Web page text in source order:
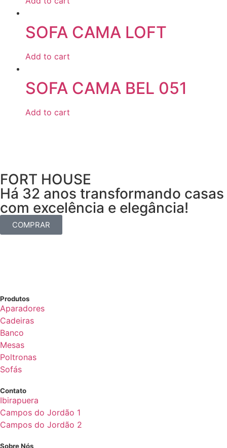
SOFA CAMA LOFT
Add to cart
SOFA CAMA BEL 051
Add to cart
FORT HOUSE
Há 32 anos transformando casas
com excelência e elegância!
COMPRAR
Produtos
Aparadores
Cadeiras
Banco
Mesas
Poltronas
Sofás
Contato
Ibirapuera
Campos do Jordão 1
Campos do Jordão 2
Sobre Nós